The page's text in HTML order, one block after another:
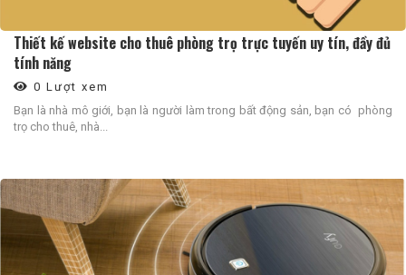
Thiết kế website cho thuê phòng trọ trực tuyến uy tín, đầy đủ
tính năng
0 Lượt xem
Bạn là nhà mô giới, bạn là người làm trong bất động sản, bạn có phòng
trọ cho thuê, nhà...